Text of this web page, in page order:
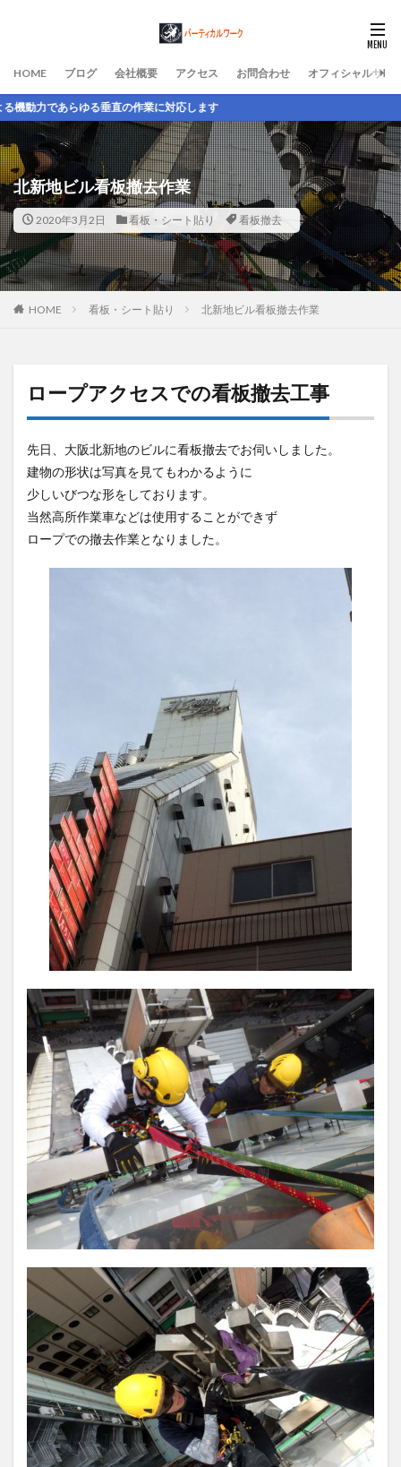
HOME ブログ 会社概要 アクセス お問合わせ オフィシャルサイ
直の作業に対応します
北新地ビル看板撤去作業
2020年3月2日 看板・シート貼り 看板撤去
HOME 看板・シート貼り 北新地ビル看板撤去作業
ロープアクセスでの看板撤去工事
先日、大阪北新地のビルに看板撤去でお伺いしました。
建物の形状は写真を見てもわかるように
少しいびつな形をしております。
当然高所作業車などは使用することができず
ロープでの撤去作業となりました。